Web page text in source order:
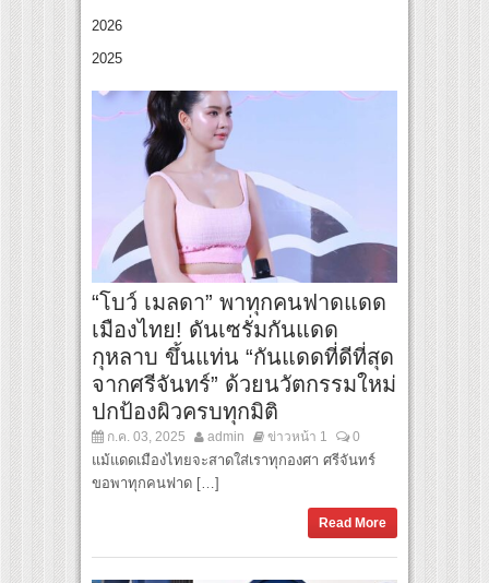
2026
2025
“โบว์ เมลดา” พาทุกคนฟาดแดด
เมืองไทย! ดันเซรั่มกันแดด
กุหลาบ ขึ้นแท่น “กันแดดที่ดีที่สุด
จากศรีจันทร์” ด้วยนวัตกรรมใหม่
ปกป้องผิวครบทุกมิติ
ก.ค. 03, 2025 admin ข่าวหน้า 1 0
แม้แดดเมืองไทยจะสาดใส่เราทุกองศา ศรีจันทร์
ขอพาทุกคนฟาด […]
Read More